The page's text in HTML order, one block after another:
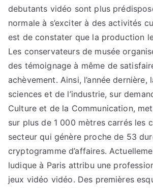
debutants vidéo sont plus
normale à s’exciter à des activités
est de constater que la production
Les conservateurs de musée
des témoignage à même de
achèvement. Ainsi, l’année dernière,
sciences et de l’industrie, sur
Culture et de la Communication,
sur plus de 1 000 mètres carrés les
secteur qui génère proche de 53
cryptogramme d’affaires.
ludique à Paris attribu une
jeux vidéo vidéo. Des premières